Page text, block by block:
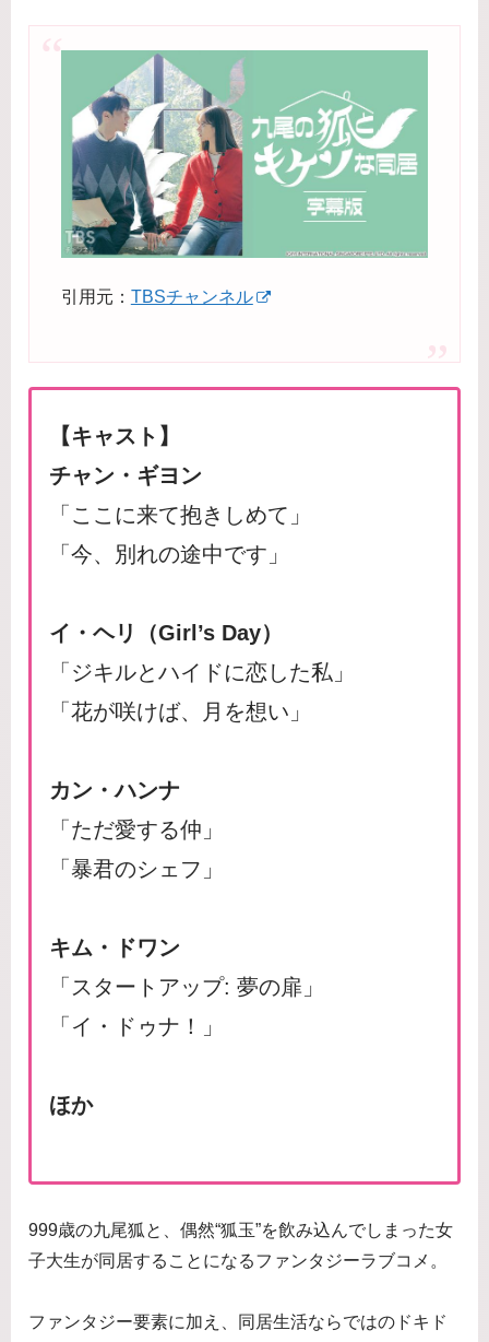
引用元： TBSチャンネル
【キャスト】
チャン・ギヨン
「ここに来て抱きしめて」
「今、別れの途中です」
イ・ヘリ（Girl’s Day）
「ジキルとハイドに恋した私」
「花が咲けば、月を想い」
カン・ハンナ
「ただ愛する仲」
「暴君のシェフ」
キム・ドワン
「スタートアップ: 夢の扉」
「イ・ドゥナ！」
ほか
999歳の九尾狐と、偶然“狐玉”を飲み込んでしまった女
子大生が同居することになるファンタジーラブコメ。
ファンタジー要素に加え、同居生活ならではのドキド